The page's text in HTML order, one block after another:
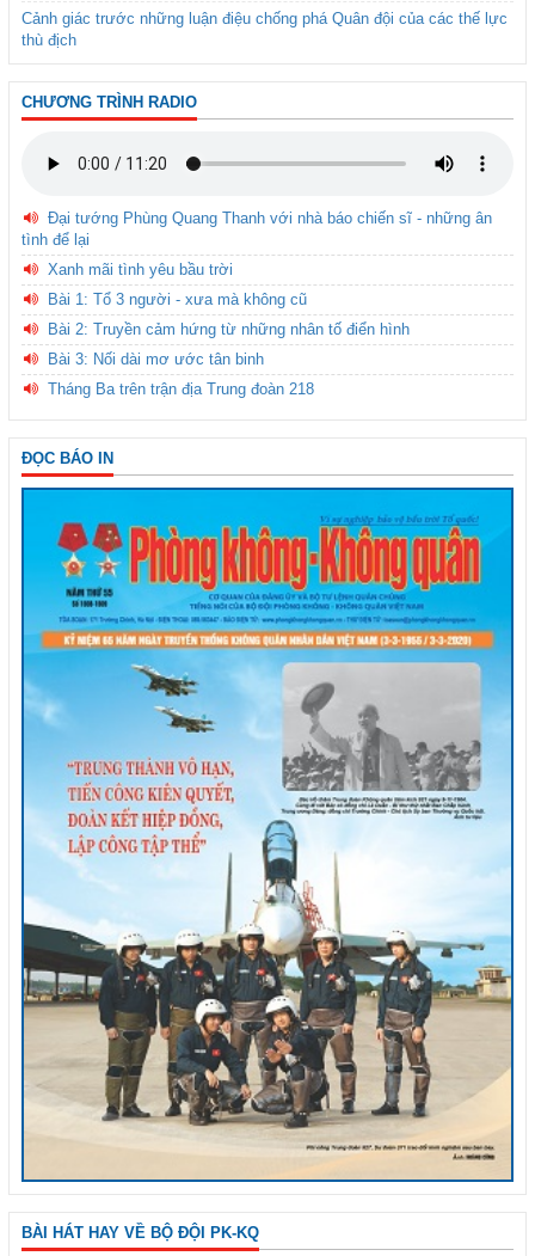
Cảnh giác trước những luận điệu chống phá Quân đội của các thế lực
thù địch
CHƯƠNG TRÌNH RADIO
Đại tướng Phùng Quang Thanh với nhà báo chiến sĩ - những ân
tình để lại
Xanh mãi tình yêu bầu trời
Bài 1: Tổ 3 người - xưa mà không cũ
Bài 2: Truyền cảm hứng từ những nhân tố điển hình
Bài 3: Nối dài mơ ước tân binh
Tháng Ba trên trận địa Trung đoàn 218
ĐỌC BÁO IN
BÀI HÁT HAY VỀ BỘ ĐỘI PK-KQ